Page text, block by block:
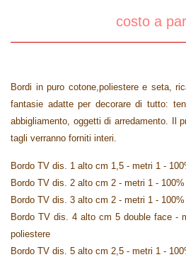
costo a
Bordi in puro cotone,poliestere e seta,
fantasie adatte per decorare di tutto:
abbigliamento, oggetti di arredamento. Il
tagli verranno forniti interi.
Bordo TV dis. 1 alto cm 1,5 - metri 1 -
Bordo TV dis. 2 alto cm 2 - metri 1 -
Bordo TV dis. 3 alto cm 2 - metri 1 -
Bordo TV dis. 4 alto cm 5 double face -
poliestere
Bordo TV dis. 5 alto cm 2,5 - metri 1 -